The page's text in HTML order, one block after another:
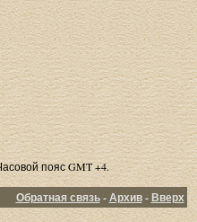
пояс GMT +4.
Обратная связь-Архив-Вверх